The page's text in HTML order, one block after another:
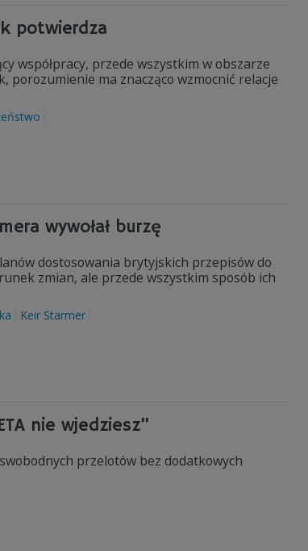
potwierdza
współpracy, przede wszystkim w obszarze
porozumienie ma znacząco wzmocnić relacje
wywołał burzę
dostosowania brytyjskich przepisów do
zmian, ale przede wszystkim sposób ich
Keir Starmer
nie wjedziesz”
przelotów bez dodatkowych